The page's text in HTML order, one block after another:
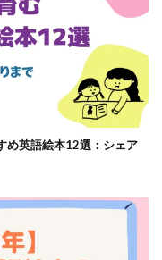
め英語絵本12選：シェア